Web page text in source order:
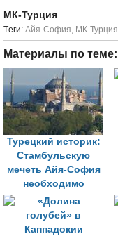
МК-Турция
Tеги: Айя-София, МК-Турция
Материалы по теме:
Турецкий историк:
Стамбульскую
мечеть Айя-София
необходимо
закрыть для
посещения